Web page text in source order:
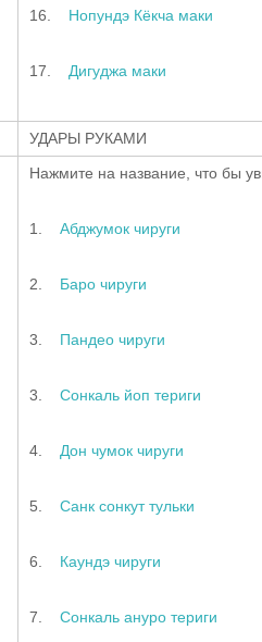
16. Нопундэ Кёкча маки
17. Дигуджа маки
УДАРЫ РУКАМИ
Нажмите на название, что бы
1. Абджумок чируги
2. Баро чируги
3. Пандео чируги
3. Сонкаль йоп териги
4. Дон чумок чируги
5. Санк сонкут тульки
6. Каундэ чируги
7. Сонкаль ануро териги